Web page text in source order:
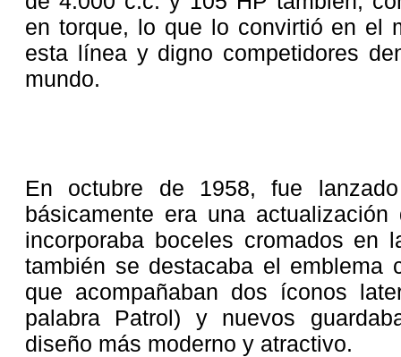
en torque, lo que lo convirtió en el
esta línea y digno competidores
mundo.
En octubre de 1958, fue
básicamente era una
incorporaba boceles cromados en
también se destacaba el emblema
que acompañaban dos íconos
palabra Patrol) y nuevos
diseño más moderno y atractivo.